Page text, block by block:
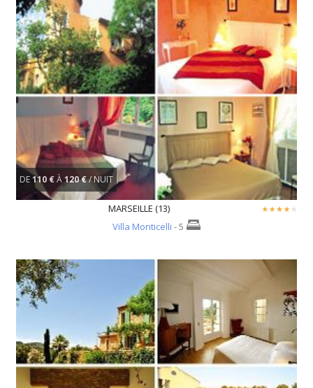
DE110 €À120 €/ NUIT
MARSEILLE (13)
Villa Monticelli - 5